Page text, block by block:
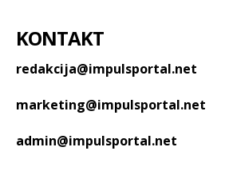
KONTAKT
redakcija@impulsportal.net
marketing@impulsportal.net
admin@impulsportal.net